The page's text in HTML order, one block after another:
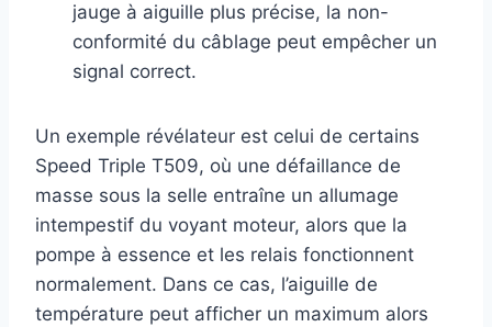
jauge à aiguille plus précise, la non-
conformité du câblage peut empêcher un
signal correct.
Un exemple révélateur est celui de certains
Speed Triple T509, où une défaillance de
masse sous la selle entraîne un allumage
intempestif du voyant moteur, alors que la
pompe à essence et les relais fonctionnent
normalement. Dans ce cas, l’aiguille de
température peut afficher un maximum alors